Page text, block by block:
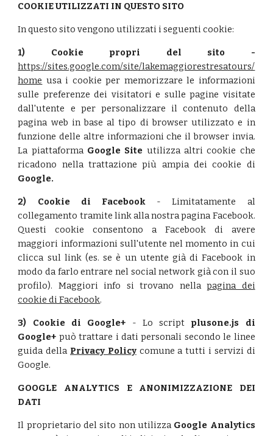
COOKIE UTILIZZATI IN QUESTO SITO
In questo sito vengono utilizzati i seguenti cookie:
1) Cookie propri del sito -
https://sites.google.com/site/lakemaggiorestresatours/
home usa i cookie per memorizzare le informazioni
sulle preferenze dei visitatori e sulle pagine visitate
dall'utente e per personalizzare il contenuto della
pagina web in base al tipo di browser utilizzato e in
funzione delle altre informazioni che il browser invia.
La piattaformaGoogle Site utilizza altri cookie che
ricadono nella trattazione più ampia dei cookie di
Google.
2) Cookie di Facebook - Limitatamente al
collegamento tramite link alla nostra pagina Facebook.
Questi cookie consentono a Facebook di avere
maggiori informazioni sull'utente nel momento in cui
clicca sul link (es. se è un utente già di Facebook in
modo da farlo entrare nel social network già con il suo
profilo). Maggiori info si trovano nella pagina dei
cookie di Facebook.
3) Cookie di Google+ - Lo script plusone.js
di
Google+ può trattare i dati personali secondo le linee
guida della Privacy Policycomune a tutti i servizi di
Google.
GOOGLE ANALYTICS E ANONIMIZZAZIONE DEI
DATI
Il proprietario del sito non utilizza Google Analytics